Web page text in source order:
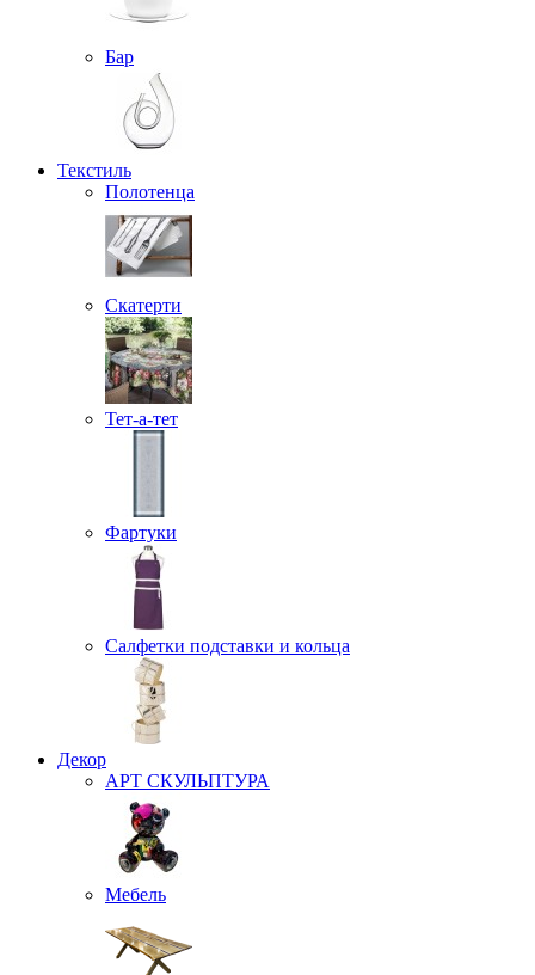
Бар
Текстиль
Полотенца
Скатерти
Тет-а-тет
Фартуки
Салфетки подставки и кольца
Декор
АРТ СКУЛЬПТУРА
Мебель